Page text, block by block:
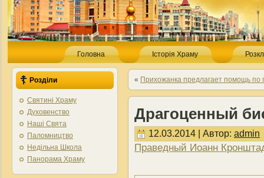
Головна Історія Храму
Розділи
Святині Храму
Духовенство
Наші Свята
Паломництво
Недільна Школа
Панорама Храму
« Прихожанка предлагает помощь
Драгоценный
12.03.2014 | Автор: admin
Праведный Иоанн